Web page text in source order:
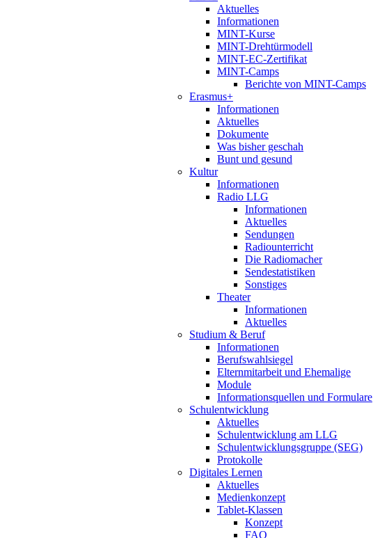
Aktuelles
Informationen
MINT-Kurse
MINT-Drehtürmodell
MINT-EC-Zertifikat
MINT-Camps
Berichte von MINT-Camps
Erasmus+
Informationen
Aktuelles
Dokumente
Was bisher geschah
Bunt und gesund
Kultur
Informationen
Radio LLG
Informationen
Aktuelles
Sendungen
Radiounterricht
Die Radiomacher
Sendestatistiken
Sonstiges
Theater
Informationen
Aktuelles
Studium & Beruf
Informationen
Berufswahlsiegel
Elternmitarbeit und Ehemalige
Module
Informationsquellen und Formulare
Schulentwicklung
Aktuelles
Schulentwicklung am LLG
Schulentwicklungsgruppe (SEG)
Protokolle
Digitales Lernen
Aktuelles
Medienkonzept
Tablet-Klassen
Konzept
FAQ